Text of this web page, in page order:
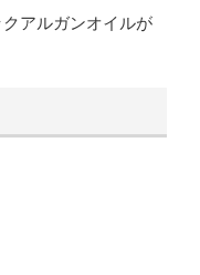
アルガンオイルが